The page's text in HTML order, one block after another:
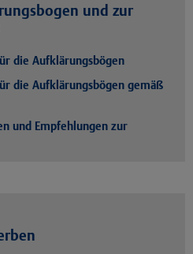
und zur
die Aufklärungsbögen
die Aufklärungsbögen gemäß
und Empfehlungen zur